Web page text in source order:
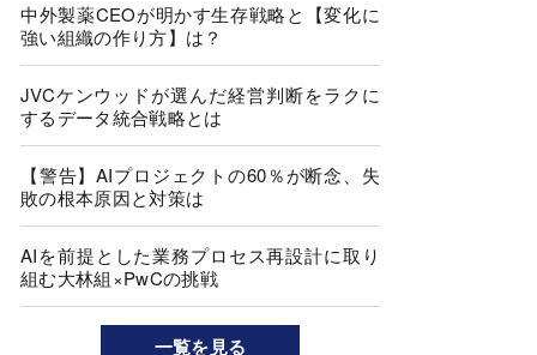
中外製薬CEOが明かす生存戦略と【変化に
強い組織の作り方】は？
JVCケンウッドが選んだ経営判断をラクに
するデータ統合戦略とは
【警告】AIプロジェクトの60％が断念、失
敗の根本原因と対策は
AIを前提とした業務プロセス再設計に取り
組む大林組×PwCの挑戦
一覧を見る